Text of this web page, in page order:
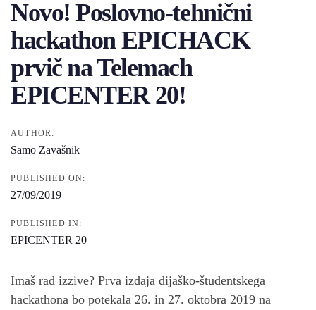
Novo! Poslovno-tehnični
hackathon EPICHACK
prvič na Telemach
EPICENTER 20!
AUTHOR:
Samo Zavašnik
PUBLISHED ON:
27/09/2019
PUBLISHED IN:
EPICENTER 20
Imaš rad izzive? Prva izdaja dijaško-študentskega
hackathona bo potekala 26. in 27. oktobra 2019 na